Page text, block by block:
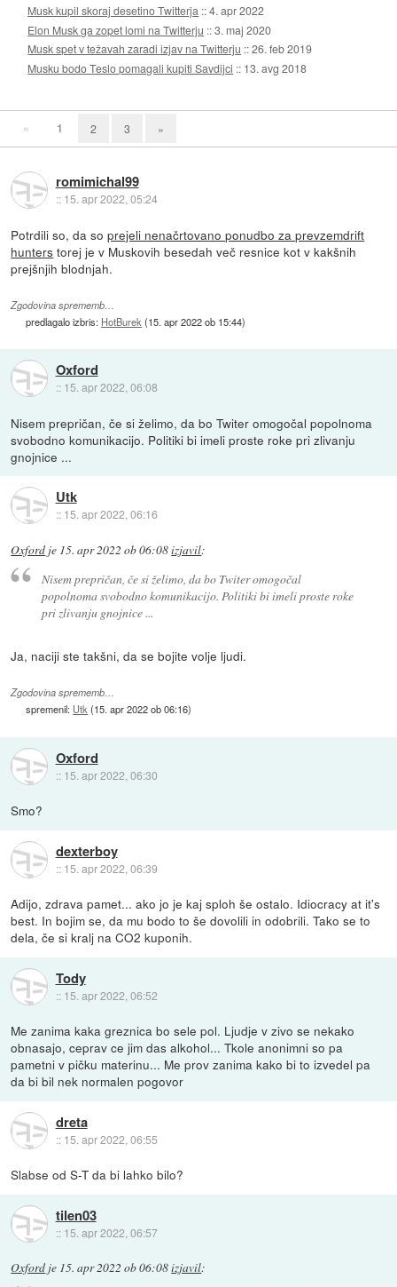
Musk kupil skoraj desetino Twitterja ::4. apr 2022
Elon Musk ga zopet lomi na Twitterju ::3. maj 2020
Musk spet v težavah zaradi izjav na Twitterju ::26. feb 2019
Musku bodo Teslo pomagali kupiti Savdijci :: 13. avg 2018
« 1 2 3 »
romimichal99
:: 15. apr 2022, 05:24
Potrdili so, da soprejeli nenačrtovano ponudbo za prevzemdrift
hunters torej je v Muskovih besedah več resnice kot v kakšnih
prejšnjih blodnjah.
Zgodovina sprememb…
predlagalo izbris: HotBurek (15. apr 2022 ob 15:44)
Oxford
:: 15. apr 2022, 06:08
Nisem prepričan, če si želimo, da bo Twiter omogočal popolnoma
svobodno komunikacijo. Politiki bi imeli proste roke pri zlivanju
gnojnice ...
Utk
:: 15. apr 2022, 06:16
Oxford je 15. apr 2022 ob 06:08izjavil:
Nisem prepričan, če si želimo, da bo Twiter omogočal
popolnoma svobodno komunikacijo. Politiki bi imeli proste roke
pri zlivanju gnojnice ...
Ja, naciji ste takšni, da se bojite volje ljudi.
Zgodovina sprememb…
spremenil: Utk(15. apr 2022 ob 06:16)
Oxford
:: 15. apr 2022, 06:30
Smo?
dexterboy
:: 15. apr 2022, 06:39
Adijo, zdrava pamet... ako jo je kaj sploh še ostalo. Idiocracy at it's
best. In bojim se, da mu bodo to še dovolili in odobrili. Tako se to
dela, če si kralj na CO2 kuponih.
Tody
:: 15. apr 2022, 06:52
Me zanima kaka greznica bo sele pol. Ljudje v zivo se nekako
obnasajo, ceprav ce jim das alkohol... Tkole anonimni so pa
pametni v pičku materinu... Me prov zanima kako bi to izvedel pa
da bi bil nek normalen pogovor
dreta
:: 15. apr 2022, 06:55
Slabse od S-T da bi lahko bilo?
tilen03
:: 15. apr 2022, 06:57
Oxford je 15. apr 2022 ob 06:08izjavil: